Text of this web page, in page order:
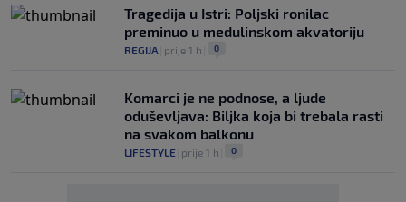
Tragedija u Istri: Poljski ronilac
preminuo u medulinskom akvatoriju
REGIJA prije 1 h 0
Komarci je ne podnose, a ljude
oduševljava: Biljka koja bi trebala rasti
na svakom balkonu
LIFESTYLE prije 1 h 0